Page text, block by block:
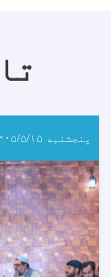
پنجشنبه ۱۴۰۵/۵/۱۵ - ۱۴:۳۱